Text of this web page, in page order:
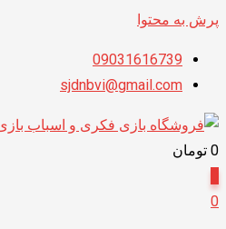
پرش به محتوا
09031616739
sjdnbvi@gmail.com
0 تومان
0